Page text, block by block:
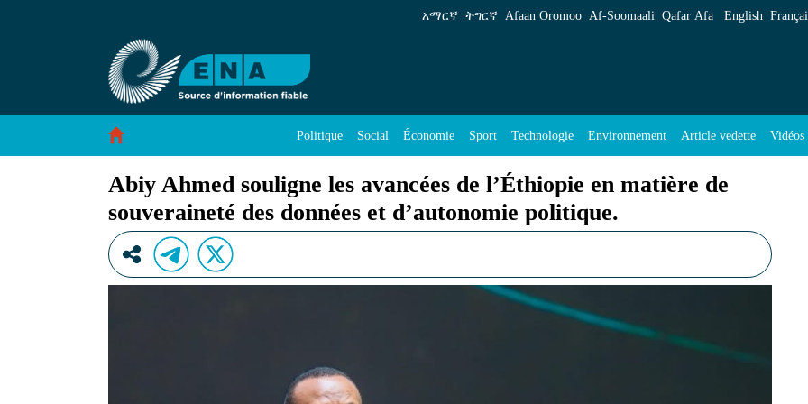
Abiy Ahmed souligne les avancées de l’Éthiopie en matière de souveraineté des données et
አማርኛ ትግርኛ Afaan Oromoo Af‑Soomaali Qafar Afa English
Politique Social Économie Sport Technologie Environnement Article vedette Vidéos
Abiy Ahmed souligne les avancées de l’Éthiopie en matière de
souveraineté des données et d’autonomie politique.